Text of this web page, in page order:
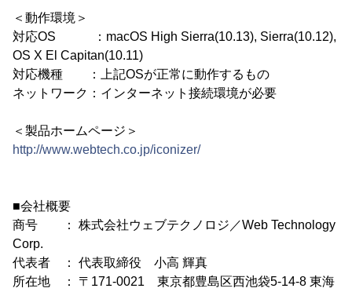
＜動作環境＞
対応OS ：macOS High Sierra(10.13), Sierra(10.12),
OS X El Capitan(10.11)
対応機種 ：上記OSが正常に動作するもの
ネットワーク：インターネット接続環境が必要
＜製品ホームページ＞
http://www.webtech.co.jp/iconizer/
■会社概要
商号 ： 株式会社ウェブテクノロジ／Web Technology
Corp.
代表者 ： 代表取締役 小高 輝真
所在地 ： 〒171-0021 東京都豊島区西池袋5-14-8 東海